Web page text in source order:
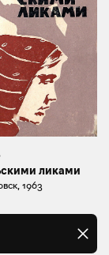
ликами
1963